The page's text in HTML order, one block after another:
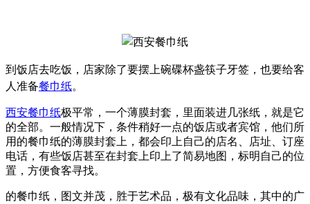
到饭店去吃饭，店家除了要摆上碗碟杯盏筷子牙签，也要给客
人准备餐巾纸。
西安餐巾纸极平常，一个薄膜封套，里面装进几张纸，就是它
的全部。一般情况下，条件稍好一点的饭店或者宾馆，他们所
用的餐巾纸的薄膜封套上，都会印上自己的店名、店址、订座
电话，有些饭店甚至在封套上印上了简易地图，标明自己的位
置，方便食客寻找。
的餐巾纸，图文并茂，胜于艺术品，极有文化品味，其中的广